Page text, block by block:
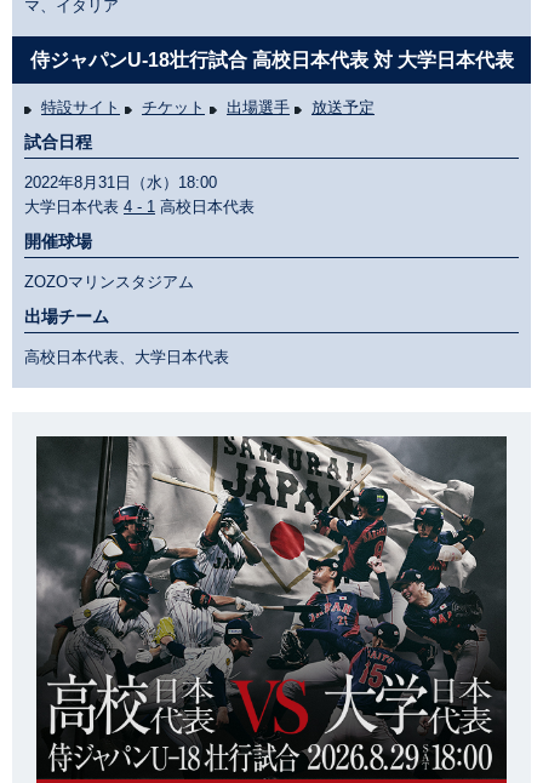
マ、イタリア
侍ジャパンU-18壮行試合 高校日本代表 対 大学日本代表
特設サイト チケット 出場選手 放送予定
試合日程
2022年8月31日（水）18:00
大学日本代表 4 - 1 高校日本代表
開催球場
ZOZOマリンスタジアム
出場チーム
高校日本代表、大学日本代表